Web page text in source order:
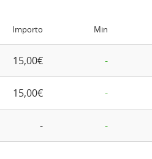
Importo Min
15,00€ -
15,00€ -
- -